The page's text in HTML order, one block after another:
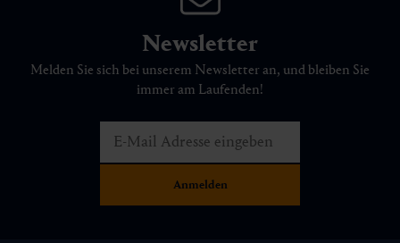
Newsletter
Melden Sie sich bei unserem Newsletter an, und bleiben Sie
immer am Laufenden!